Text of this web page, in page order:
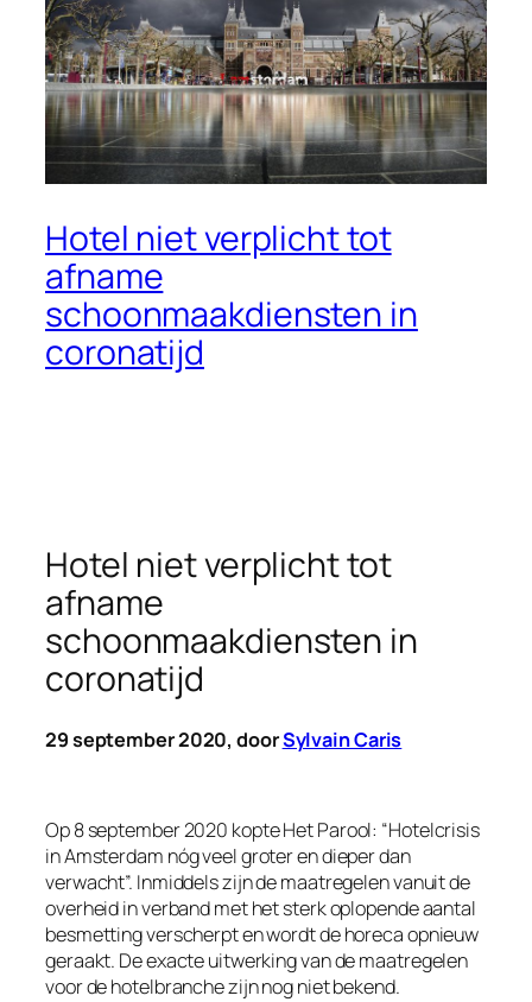
Hotel niet verplicht tot
afname
schoonmaakdiensten in
coronatijd
Hotel niet verplicht tot
afname
schoonmaakdiensten in
coronatijd
29 september 2020, doorSylvain Caris
Op 8 september 2020 kopte Het Parool: “Hotelcrisis
in Amsterdam nóg veel groter en dieper dan
verwacht”. Inmiddels zijn de maatregelen vanuit de
overheid in verband met het sterk oplopende aantal
besmetting verscherpt en wordt de horeca opnieuw
geraakt. De exacte uitwerking van de maatregelen
voor de hotelbranche zijn nog niet bekend.